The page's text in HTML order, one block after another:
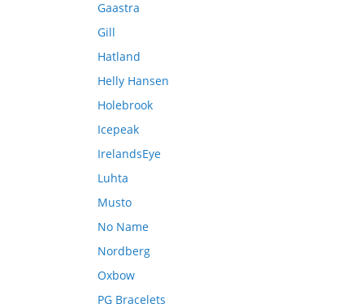
Gaastra
Gill
Hatland
Helly Hansen
Holebrook
Icepeak
IrelandsEye
Luhta
Musto
No Name
Nordberg
Oxbow
PG Bracelets